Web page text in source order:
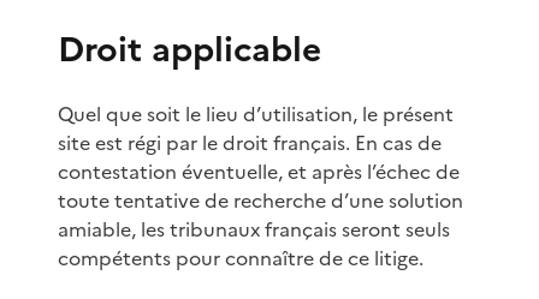
Droit applicable
Quel que soit le lieu d’utilisation, le présent
site est régi par le droit français. En cas de
contestation éventuelle, et après l’échec de
toute tentative de recherche d’une solution
amiable, les tribunaux français seront seuls
compétents pour connaître de ce litige.